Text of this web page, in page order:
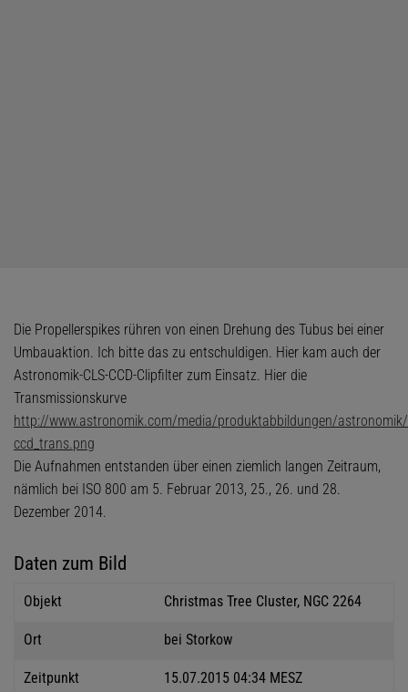
Die Propellerspikes rühren von einen Drehung des Tubus bei einer
Umbauaktion. Ich bitte das zu entschuldigen. Hier kam auch der
Astronomik-CLS-CCD-Clipfilter zum Einsatz. Hier die
Transmissionskurve
http://www.astronomik.com/media/produktabbildungen/
ccd_trans.png
Die Aufnahmen entstanden über einen ziemlich langen Zeitraum,
nämlich bei ISO 800 am 5. Februar 2013, 25., 26. und 28.
Dezember 2014.
Daten zum Bild
Objekt Christmas Tree Cluster, NGC 2264
Ort bei Storkow
Zeitpunkt 15.07.2015 04:34 MESZ